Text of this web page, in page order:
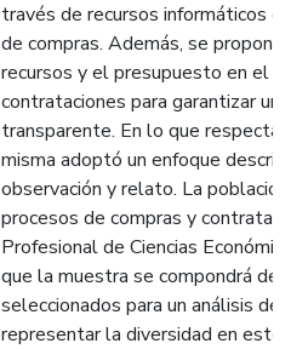
través de recursos informáticos
de compras. Además, se
recursos y el presupuesto en el
contrataciones para garantizar un
transparente. En lo que respecta
misma adoptó un enfoque
observación y relato. La
procesos de compras y
Profesional de Ciencias
que la muestra se compondrá de
seleccionados para un análisis
representar la diversidad en este